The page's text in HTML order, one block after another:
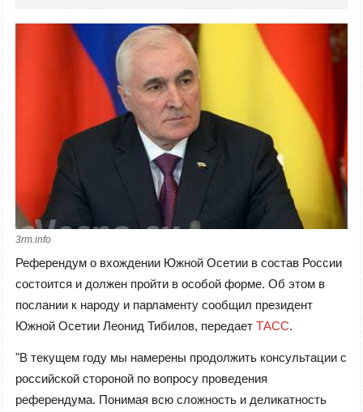
3rm.info
Референдум о вхождении Южной Осетии в состав России
состоится и должен пройти в особой форме. Об этом в
послании к народу и парламенту сообщил президент
Южной Осетии Леонид Тибилов, передает ТАСС.
"В текущем году мы намерены продолжить консультации с
российской стороной по вопросу проведения
референдума. Понимая всю сложность и деликатность